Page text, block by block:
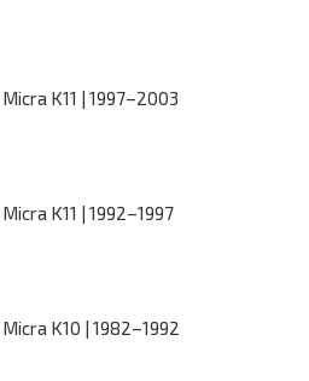
K11 | 1997–2003
K11 | 1992–1997
K10 | 1982–1992